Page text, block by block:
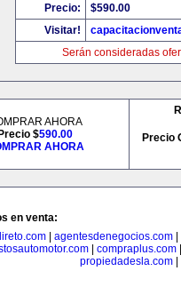
Precio:
$590.00
Visitar!
Serán consideradas
AHORA
Precio $590.00
AHORA
Precio
en venta:
| agentesdenegocios.com|
compraplus.com
propiedadesla.com|